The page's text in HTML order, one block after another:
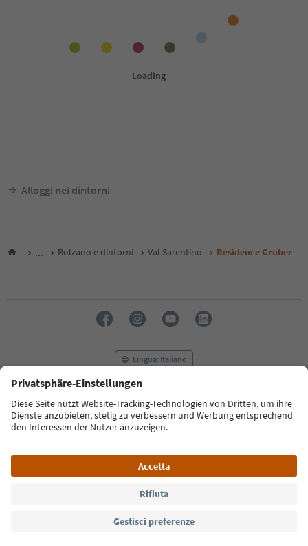
Alloggi nei dintorni
... Bolzano e dintorni Val Sarentino Residence Gruber
Lingua: Italiano
FAQ Contatti Press MICE
Privacy Policy
Termini e condizioni
Crediti
Cookie Policy
Alto Adige B2B